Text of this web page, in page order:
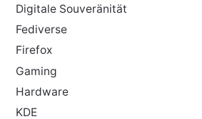
Digitale Souveränität
Fediverse
Firefox
Gaming
Hardware
KDE